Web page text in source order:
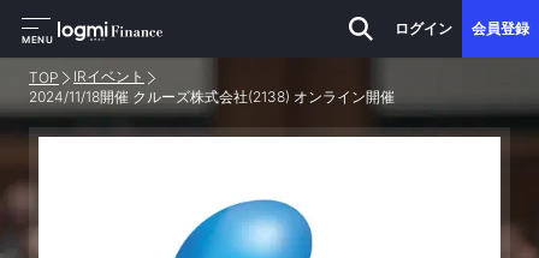
MENU
ログイン 会員登録
TOP
IRイベント
2024/11/18開催 クルーズ株式会社(2138) オンライン開催